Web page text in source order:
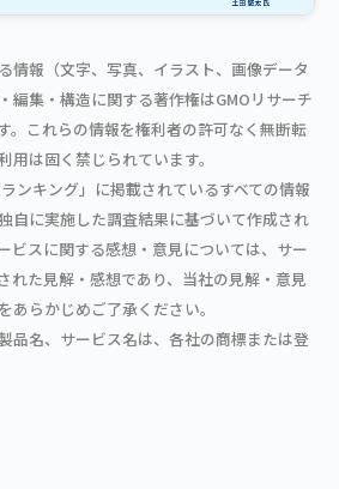
情報（文字、写真、イラスト、画像データ
編集・構造に関する著作権はGMOリサーチ
。これらの情報を権利者の許可なく無断転
は固く禁じられています。
ンキング」に掲載されているすべての情報
自に実施した調査結果に基づいて作成され
ビスに関する感想・意見については、サー
れた見解・感想であり、当社の見解・意見
あらかじめご了承ください。
品名、サービス名は、各社の商標または登